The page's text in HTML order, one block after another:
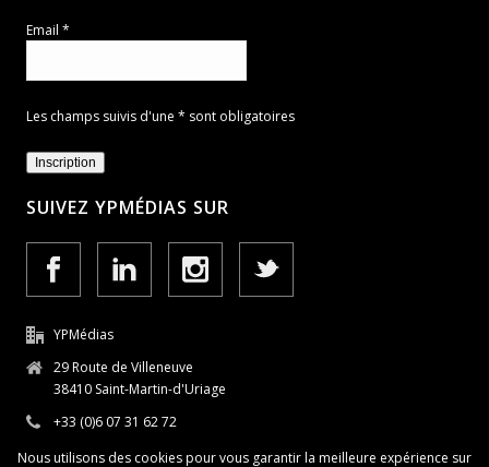
Email *
Les champs suivis d'une * sont obligatoires
SUIVEZ YPMÉDIAS SUR
YPMédias
29 Route de Villeneuve
38410 Saint-Martin-d'Uriage
+33 (0)6 07 31 62 72
Nous utilisons des cookies pour vous garantir la meilleure expérience sur